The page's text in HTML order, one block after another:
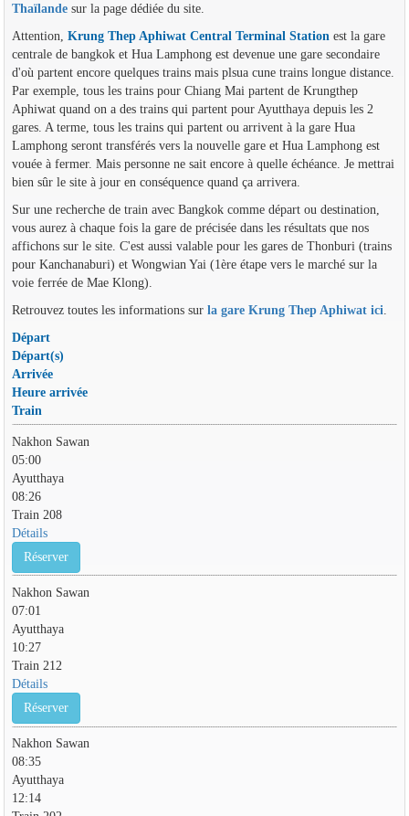
Thaïlandesur la page dédiée du site.
Attention, Krung Thep Aphiwat Central Terminal Stationest la gare
centrale de bangkok et Hua Lamphong est devenue une gare secondaire
d'où partent encore quelques trains mais plsua cune trains longue distance.
Par exemple, tous les trains pour Chiang Mai partent de Krungthep
Aphiwat quand on a des trains qui partent pour Ayutthaya depuis les 2
gares. A terme, tous les trains qui partent ou arrivent à la gare Hua
Lamphong seront transférés vers la nouvelle gare et Hua Lamphong est
vouée à fermer. Mais personne ne sait encore à quelle échéance. Je mettrai
bien sûr le site à jour en conséquence quand ça arrivera.
Sur une recherche de train avec Bangkok comme départ ou destination,
vous aurez à chaque fois la gare de précisée dans les résultats que nos
affichons sur le site. C'est aussi valable pour les gares de Thonburi (trains
pour Kanchanaburi) et Wongwian Yai (1ère étape vers le marché sur la
voie ferrée de Mae Klong).
Retrouvez toutes les informations sur la gare Krung Thep Aphiwat ici.
Départ
Départ(s)
Arrivée
Heure arrivée
Train
Nakhon Sawan
05:00
Ayutthaya
08:26
Train 208
Détails
Réserver
Nakhon Sawan
07:01
Ayutthaya
10:27
Train 212
Détails
Réserver
Nakhon Sawan
08:35
Ayutthaya
12:14